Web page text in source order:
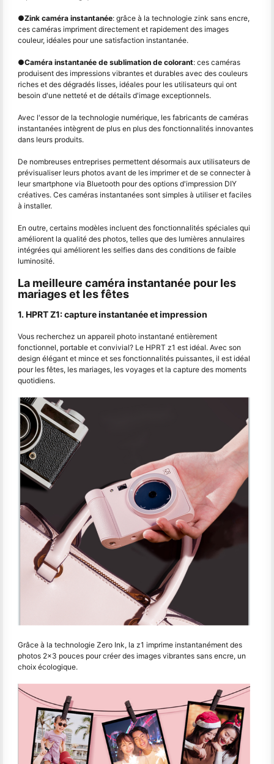
●Zink caméra instantanée: grâce à la technologie zink sans encre,
ces caméras impriment directement et rapidement des images
couleur, idéales pour une satisfaction instantanée.
●Caméra instantanée de sublimation de colorant: ces caméras
produisent des impressions vibrantes et durables avec des couleurs
riches et des dégradés lisses, idéales pour les utilisateurs qui ont
besoin d'une netteté et de détails d'image exceptionnels.
Avec l'essor de la technologie numérique, les fabricants de caméras
instantanées intègrent de plus en plus des fonctionnalités innovantes
dans leurs produits.
De nombreuses entreprises permettent désormais aux utilisateurs de
prévisualiser leurs photos avant de les imprimer et de se connecter à
leur smartphone via Bluetooth pour des options d'impression DIY
créatives. Ces caméras instantanées sont simples à utiliser et faciles
à installer.
En outre, certains modèles incluent des fonctionnalités spéciales qui
améliorent la qualité des photos, telles que des lumières annulaires
intégrées qui améliorent les selfies dans des conditions de faible
luminosité.
La meilleure caméra instantanée pour les
mariages et les fêtes
1. HPRT Z1: capture instantanée et impression
Vous recherchez un appareil photo instantané entièrement
fonctionnel, portable et convivial? Le HPRT z1 est idéal. Avec son
design élégant et mince et ses fonctionnalités puissantes, il est idéal
pour les fêtes, les mariages, les voyages et la capture des moments
quotidiens.
Grâce à la technologie Zero Ink, la z1 imprime instantanément des
photos 2x3 pouces pour créer des images vibrantes sans encre, un
choix écologique.